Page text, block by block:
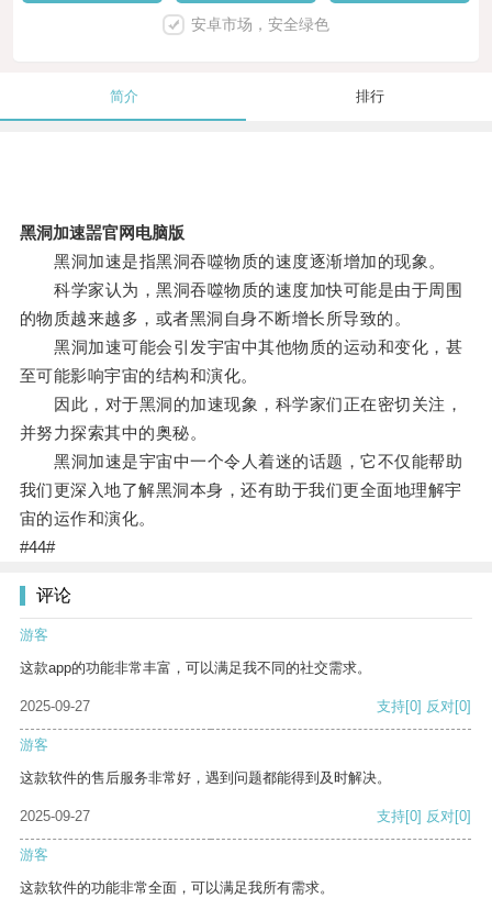
安卓市场，安全绿色
简介 排行
黑洞加速噐官网电脑版
黑洞加速是指黑洞吞噬物质的速度逐渐增加的现象。
科学家认为，黑洞吞噬物质的速度加快可能是由于周围
的物质越来越多，或者黑洞自身不断增长所导致的。
黑洞加速可能会引发宇宙中其他物质的运动和变化，甚
至可能影响宇宙的结构和演化。
因此，对于黑洞的加速现象，科学家们正在密切关注，
并努力探索其中的奥秘。
黑洞加速是宇宙中一个令人着迷的话题，它不仅能帮助
我们更深入地了解黑洞本身，还有助于我们更全面地理解宇
宙的运作和演化。
#44#
评论
游客
这款app的功能非常丰富，可以满足我不同的社交需求。
2025-09-27 支持[0] 反对[0]
游客
这款软件的售后服务非常好，遇到问题都能得到及时解决。
2025-09-27 支持[0] 反对[0]
游客
这款软件的功能非常全面，可以满足我所有需求。